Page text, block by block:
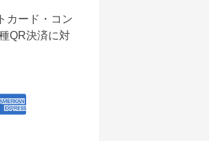
カード・コン
QR決済に対